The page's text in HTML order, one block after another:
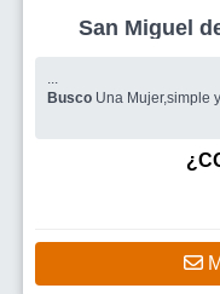
Busco Una Mujer,simple